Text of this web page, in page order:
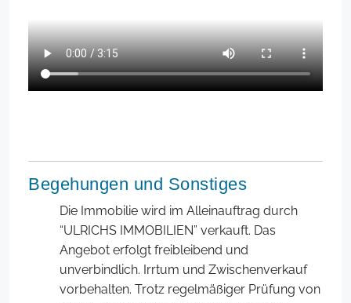
Begehungen und Sonstiges
Die Immobilie wird im Alleinauftrag durch
“ULRICHS IMMOBILIEN” verkauft. Das
Angebot erfolgt freibleibend und
unverbindlich. Irrtum und Zwischenverkauf
vorbehalten. Trotz regelmäßiger Prüfung von